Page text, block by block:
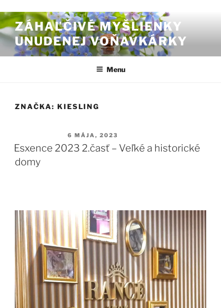
ZÁHAĽČIVÉ MYŠLIENKY
UNUDENEJ VOŇAVKÁRKY
Menu
ZNAČKA: KIESLING
6 MÁJA, 2023
Esxence 2023 2.časť – Veľké a historické
domy